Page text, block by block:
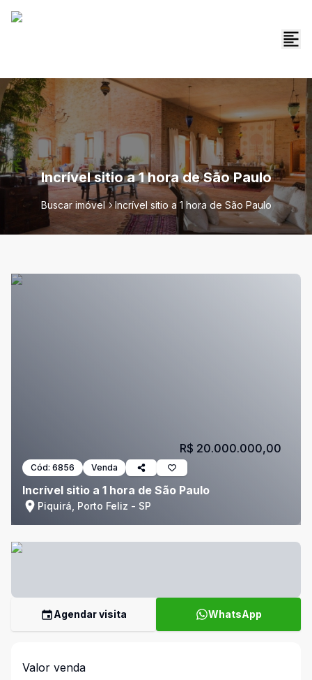
Incrível sitio a 1 hora de São Paulo
Buscar imóvel Incrível sitio a 1 hora de São Paulo
Cód: 6856 Venda
Incrível sitio a 1 hora de São Paulo
Piquirá, Porto Feliz - SP
R$ 20.000.000,00
Agendar visita WhatsApp
Valor venda